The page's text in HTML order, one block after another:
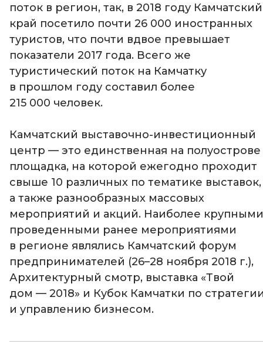
поток в регион, так, в 2018 году Камчатский
край посетило почти 26 000 иностранных
туристов, что почти вдвое превышает
показатели 2017 года. Всего же
туристический поток на Камчатку
в прошлом году составил более
215 000 человек.
Камчатский выставочно-инвестиционный
центр — это единственная на полуострове
площадка, на которой ежегодно проходит
свыше 10 различных по тематике выставок,
а также разнообразных массовых
мероприятий и акций. Наиболее крупными
проведенными ранее мероприятиями
в регионе являлись Камчатский форум
предпринимателей (26–28 ноября 2018 г.),
Архитектурный смотр, выставка «Твой
дом — 2018» и Кубок Камчатки по
и управлению бизнесом.